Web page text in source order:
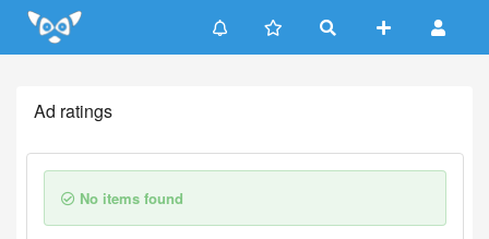
Update cookies preferences
Ad ratings
No items found